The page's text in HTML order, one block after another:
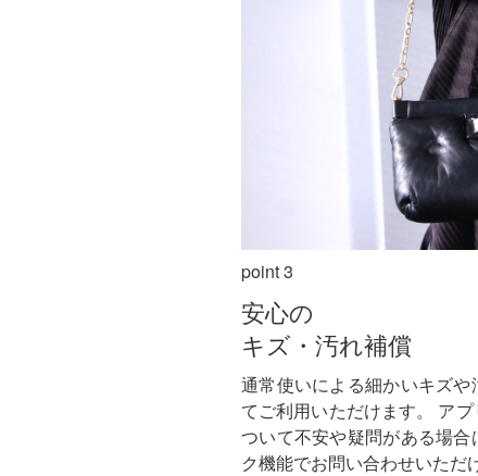
point 3
安心の
キズ・汚れ補償
通常使いによる細かいキズ
てご利用いただけます。 ア
ついて不安や疑問がある場
ク機能でお問い合わせいただ